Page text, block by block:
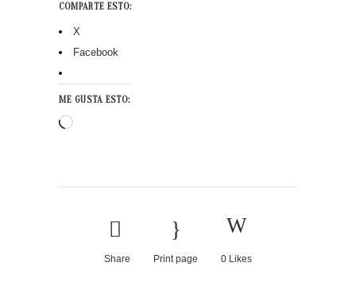
COMPARTE ESTO:
X
Facebook
ME GUSTA ESTO:
Cargando...
Share Print page 0 Likes